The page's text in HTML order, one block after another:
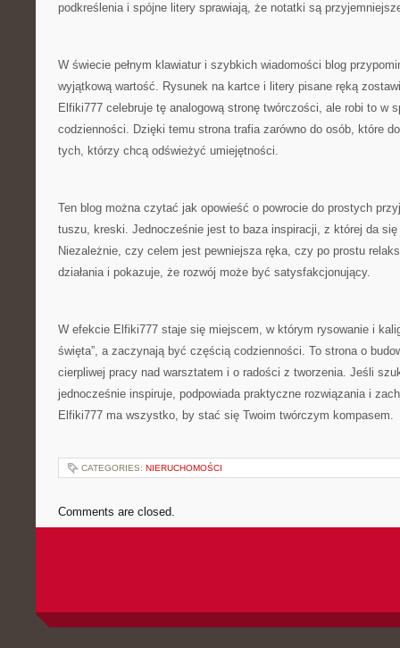
podkreślenia i spójne litery sprawiają, że notatki są
W świecie pełnym klawiatur i szybkich wiadomości blog
wyjątkową wartość. Rysunek na kartce i litery pisane ręką
Elfiki777 celebruje tę analogową stronę twórczości, ale robi to w
codzienności. Dzięki temu strona trafia zarówno do osób, które
tych, którzy chcą odświeżyć umiejętności.
Ten blog można czytać jak opowieść o powrocie do prostych
tuszu, kreski. Jednocześnie jest to baza inspiracji, z której da
Niezależnie, czy celem jest pewniejsza ręka, czy po prostu
działania i pokazuje, że rozwój może być satysfakcjonujący.
W efekcie Elfiki777 staje się miejscem, w którym rysowanie i
święta”, a zaczynają być częścią codzienności. To strona o
cierpliwej pracy nad warsztatem i o radości z tworzenia. Jeśli
jednocześnie inspiruje, podpowiada praktyczne rozwiązania i
Elfiki777 ma wszystko, by stać się Twoim twórczym kompasem.
CATEGORIES: NIERUCHOMOŚCI
Comments are closed.